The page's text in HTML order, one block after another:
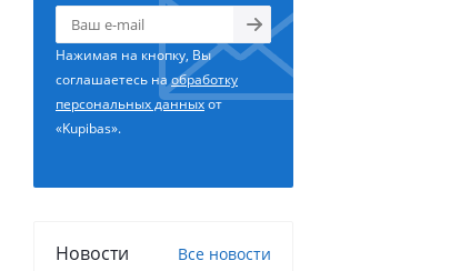
Нажимая на кнопку, Вы
соглашаетесь наобработку
персональных данныхот
«Kupibas».
Новости Все новости